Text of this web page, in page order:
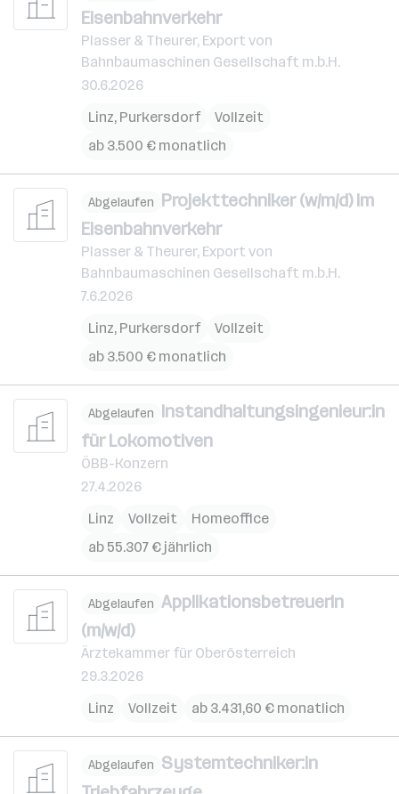
Eisenbahnverkehr
Plasser & Theurer, Export von
Bahnbaumaschinen Gesellschaft m.b.H.
30.6.2026
Linz, Purkersdorf
Vollzeit
ab 3.500 € monatlich
Abgelaufen Projekttechniker (w/m/d) im
Eisenbahnverkehr
Plasser & Theurer, Export von
Bahnbaumaschinen Gesellschaft m.b.H.
7.6.2026
Linz, Purkersdorf
Vollzeit
ab 3.500 € monatlich
Abgelaufen Instandhaltungsingenieur:in
für Lokomotiven
ÖBB-Konzern
27.4.2026
Linz
Vollzeit
Homeoffice
ab 55.307 € jährlich
Abgelaufen ApplikationsbetreuerIn
(m/w/d)
Ärztekammer für Oberösterreich
29.3.2026
Linz
Vollzeit ab 3.431,60 € monatlich
Abgelaufen Systemtechniker:in